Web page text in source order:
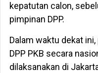
kepatutan calon,
pimpinan DPP.
Dalam waktu dekat ini,
DPP PKB secara
dilaksanakan di